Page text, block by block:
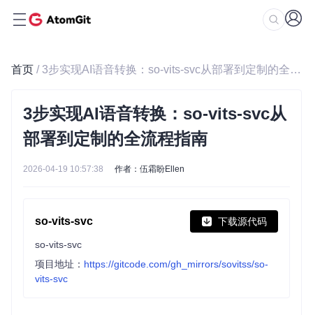
首页 / 3步实现AI语音转换：so-vits-svc从部署到定制的全流程指南
3步实现AI语音转换：so-vits-svc从
部署到定制的全流程指南
2026-04-19 10:57:38 作者：伍霜盼Ellen
so-vits-svc 下载源代码
so-vits-svc
项目地址： https://gitcode.com/gh_mirrors/sovitss/so-
vits-svc